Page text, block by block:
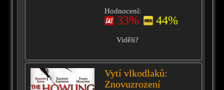
Hodnocení:
33% 44%
Viděli?
Vytí vlkodlaků:
Znovuzrození